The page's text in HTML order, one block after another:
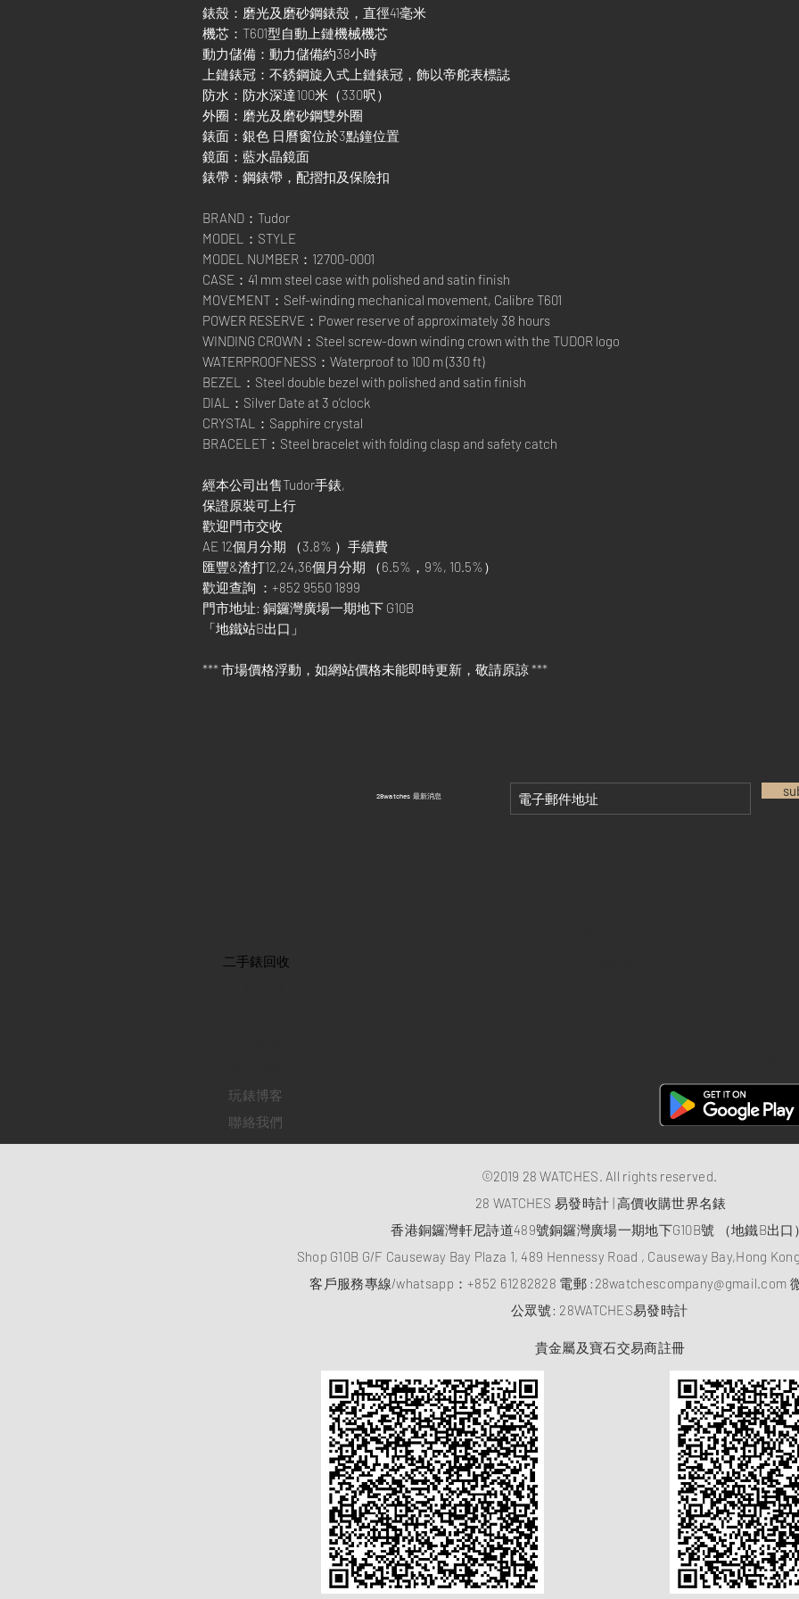
錶殼：磨光及磨砂鋼錶殼，直徑41毫米
機芯：T601型自動上鏈機械機芯
動力儲備：動力儲備約38小時
上鏈錶冠：不銹鋼旋入式上鏈錶冠，飾以帝舵表標誌
防水：防水深達100米（330呎）
外圈：磨光及磨砂鋼雙外圈
錶面：銀色 日曆窗位於3點鐘位置
鏡面：藍水晶鏡面
錶帶：鋼錶帶，配摺扣及保險扣
BRAND：Tudor
MODEL：STYLE
MODEL NUMBER：12700-0001
CASE：41 mm steel case with polished and satin finish
MOVEMENT：Self-winding mechanical movement, Calibre T601
POWER RESERVE：Power reserve of approximately 38 hours
WINDING CROWN：Steel screw-down winding crown with the TUDOR logo
WATERPROOFNESS：Waterproof to 100 m (330 ft)
BEZEL：Steel double bezel with polished and satin finish
DIAL：Silver Date at 3 o’clock
CRYSTAL：Sapphire crystal
BRACELET：Steel bracelet with folding clasp and safety catch
經本公司出售Tudor手錶,
保證原裝可上行
歡迎門市交收
AE 12個月分期 （3.8% ）手續費
匯豐&渣打12,24,36個月分期 （6.5%，9%, 10.5%）
歡迎查詢 ：+852 9550 1899
門市地址: 銅鑼灣廣場一期地下 G10B
「地鐵站B出口」
*** 市場價格浮動，如網站價格未能即時更新，敬請原諒 ***
​28watches 最新消息
​二手錶回收
玩錶博客
聯絡我們
©2019 28 WATCHES. All rights reserved.
28 WATCHES 易發時計 | 高價收購世界名錶
香港銅鑼灣軒尼詩道489號銅鑼灣廣場一期地下G10B號 （地鐵B出口）
Shop G10B G/F Causeway Bay Plaza 1, 489 Hennessy Road , Causeway Bay,Hong Kong
客戶服務專線/whatsapp：+852 61282828 電郵 : 28watchescompany@gmail.com
​公眾號: 28WATCHES易發時計
貴金屬及寶石交易商註冊